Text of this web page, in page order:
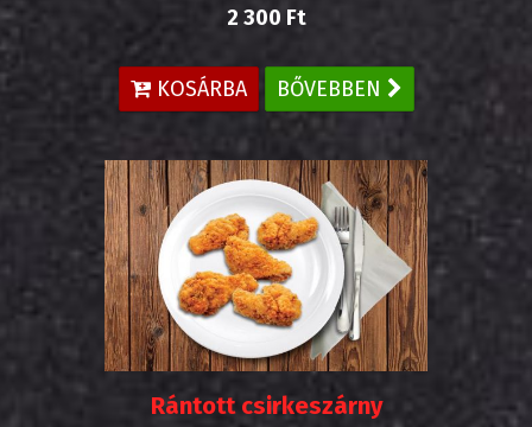
2 300 Ft
KOSÁRBA BŐVEBBEN
Rántott csirkeszárny